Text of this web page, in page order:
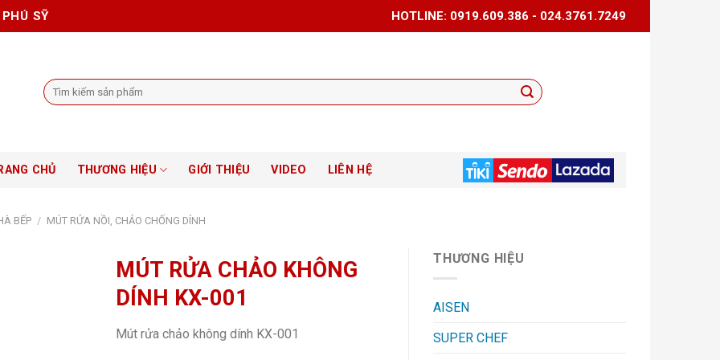
SỸ HOTLINE: 0919.609.386 - 024.3761.7249
Tìm
kiếm:
CHỦ THƯƠNG HIỆU GIỚI THIỆU VIDEO LIÊN HỆ
BẾP / MÚT RỬA NỒI, CHẢO CHỐNG DÍNH
MÚT RỬA CHẢO KHÔNG
DÍNH KX-001
Mút rửa chảo không dính KX-001
THƯƠNG HIỆU
AISEN
SUPER CHEF